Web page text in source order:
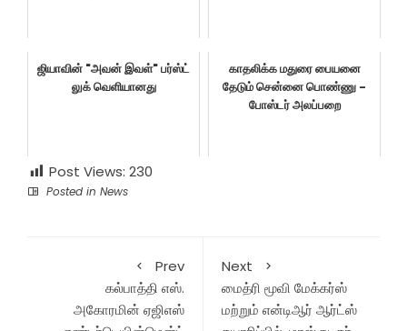
ஜியாவின் "அவன் இவள்" பர்ஸ்ட்
லுக் வெளியானது
காதலிக்க மதுரை பையனை
தேடும் சென்னை பொண்ணு -
போஸ்டர் அலப்பறை
Post Views: 230
Posted in News
Prev
கல்பாத்தி எஸ்.
அகோரமின் ஏஜிஎஸ்
Next
மைத்ரி மூவி மேக்கர்ஸ்
மற்றும் என்டிஆர் ஆர்ட்ஸ்